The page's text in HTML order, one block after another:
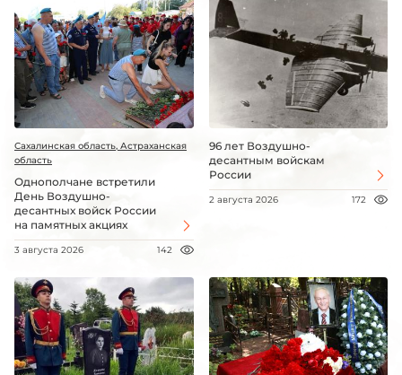
Сахалинская область, Астраханская
область
Однополчане встретили
День Воздушно-
десантных войск России
на памятных акциях
3 августа 2026 142
96 лет Воздушно-
десантным войскам
России
2 августа 2026 172